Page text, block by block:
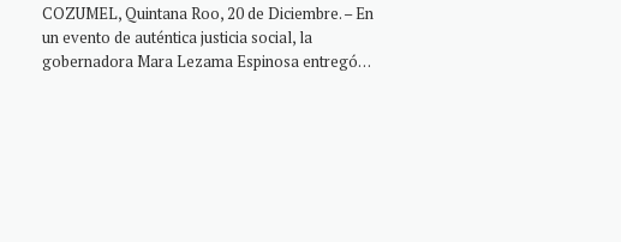
COZUMEL, Quintana Roo, 20 de Diciembre. – En
un evento de auténtica justicia social, la
gobernadora Mara Lezama Espinosa entregó…